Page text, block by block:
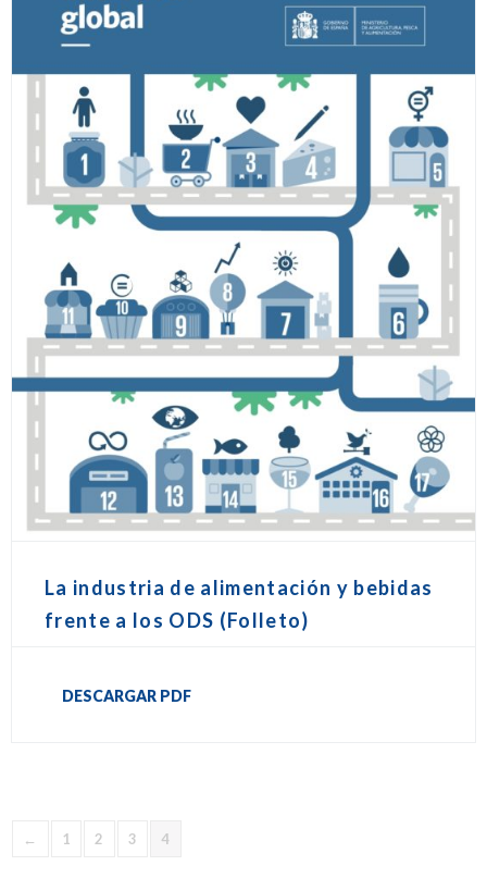
La industria de alimentación y bebidas
frente a los ODS (Folleto)
DESCARGAR PDF
← 1 2 3 4